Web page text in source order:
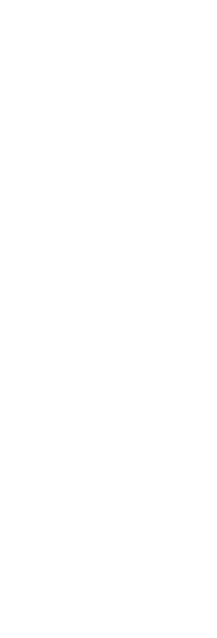
osób;
materiałów
informatyczne lub inny
pliki albo
jak konie trojańskie, robaki czy
atakować, naruszać lub
komputer lub węzeł za
uzyskania
dostępu do jakiegokolwiek
innych użytkowników, systemów
bądź sieci połączonych z
zabezpieczeń
lub ograniczających dostęp
działania serwerów lub
z jakimkolwiek Usługami;
do celów wojskowych, w tym
cybernetycznej, prac nad
lub produkcji pocisków
chemicznej i biologicznej;
w dowolny sposób
umowę LSA.
są dostępne tylko do
i domowych, a Usługi
do wewnętrznych celów